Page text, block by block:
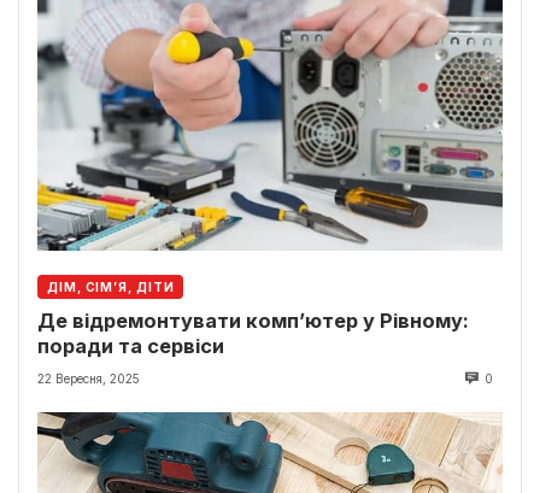
ДІМ, СІМ’Я, ДІТИ
Де відремонтувати комп’ютер у Рівному:
поради та сервіси
22 Вересня, 2025 0